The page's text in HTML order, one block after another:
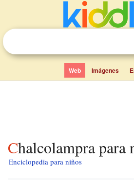
Web Imágenes
Chalcolampra para
Enciclopedia para niños